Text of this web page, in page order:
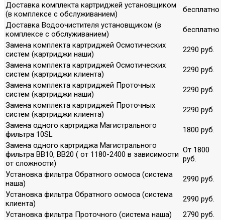
Доставка комплекта картриджей установщиком
(в комплексе с обслуживанием)
бесплатно
Доставка Водоочистителя установщиком (в
комплексе с обслуживанием)
бесплатно
Замена комплекта картриджей Осмотических
систем (картриджи наши)
2290 руб.
Замена комплекта картриджей Осмотических
систем (картриджи клиента)
2290 руб.
Замена комплекта картриджей Проточных
систем (картриджи наши)
2290 руб.
Замена комплекта картриджей Проточных
систем (картриджи клиента)
2290 руб.
Замена одного картриджа Магистрального
фильтра 10SL
1800 руб.
Замена одного картриджа Магистрального
фильтра ВВ10, ВВ20 ( от 1180-2400 в зависимости
от сложности)
От 1800
руб.
Установка фильтра Обратного осмоса (система
наша)
2990 руб.
Установка фильтра Обратного осмоса (система
клиента)
2990 руб.
Установка фильтра Проточного (система наша)
2790 руб.